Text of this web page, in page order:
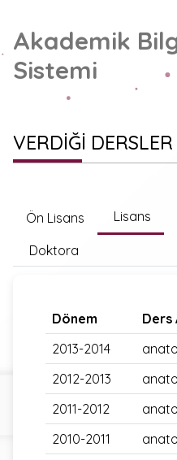
Akademik
Sistemi
VERDİĞİ DERSLER
Ön Lisans Lisans
Doktora
Dönem Ders
2013-2014
2012-2013
2011-2012
2010-2011